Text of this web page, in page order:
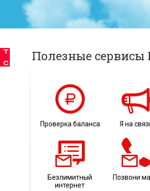
Полезные
Проверка баланса Я на
Безлимитный
интернет
Позвони